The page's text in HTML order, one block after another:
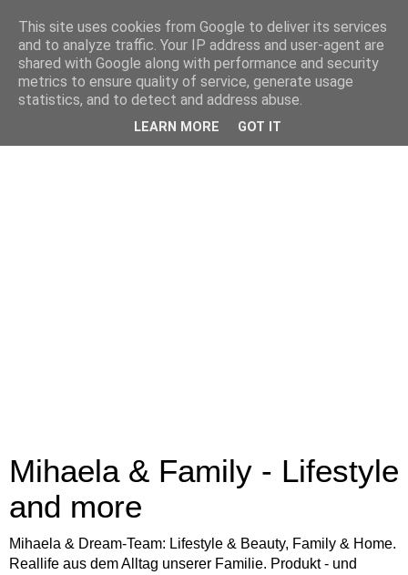
Mihaela & Family - Lifestyle
and more
Mihaela & Dream-Team: Lifestyle & Beauty, Family & Home.
Reallife aus dem Alltag unserer Familie. Produkt - und
This site uses cookies from Google to deliver its services
and to analyze traffic. Your IP address and user-agent are
shared with Google along with performance and security
metrics to ensure quality of service, generate usage
statistics, and to detect and address abuse.
LEARN MORE GOT IT